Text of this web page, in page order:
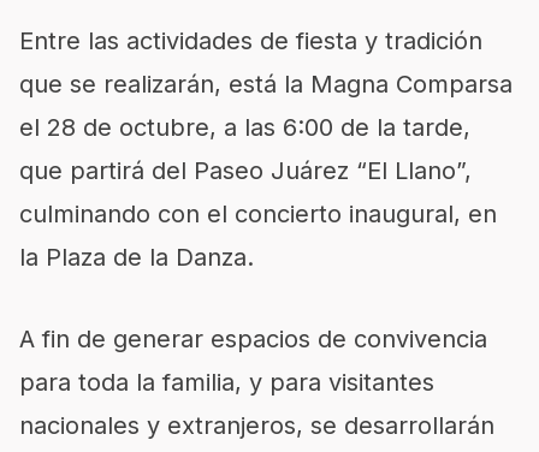
Entre las actividades de fiesta y tradición
que se realizarán, está la Magna Comparsa
el 28 de octubre, a las 6:00 de la tarde,
que partirá del Paseo Juárez “El Llano”,
culminando con el concierto inaugural, en
la Plaza de la Danza.
A fin de generar espacios de convivencia
para toda la familia, y para visitantes
nacionales y extranjeros, se desarrollarán